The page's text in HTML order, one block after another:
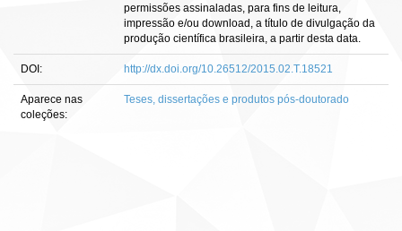
permissões assinaladas, para fins de leitura,
impressão e/ou download, a título de divulgação da
produção científica brasileira, a partir desta data.
DOI: http://dx.doi.org/10.26512/2015.02.T.18521
Aparece nas
coleções:
Teses, dissertações e produtos pós-doutorado